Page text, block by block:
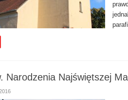
Narodzenia Najświętszej